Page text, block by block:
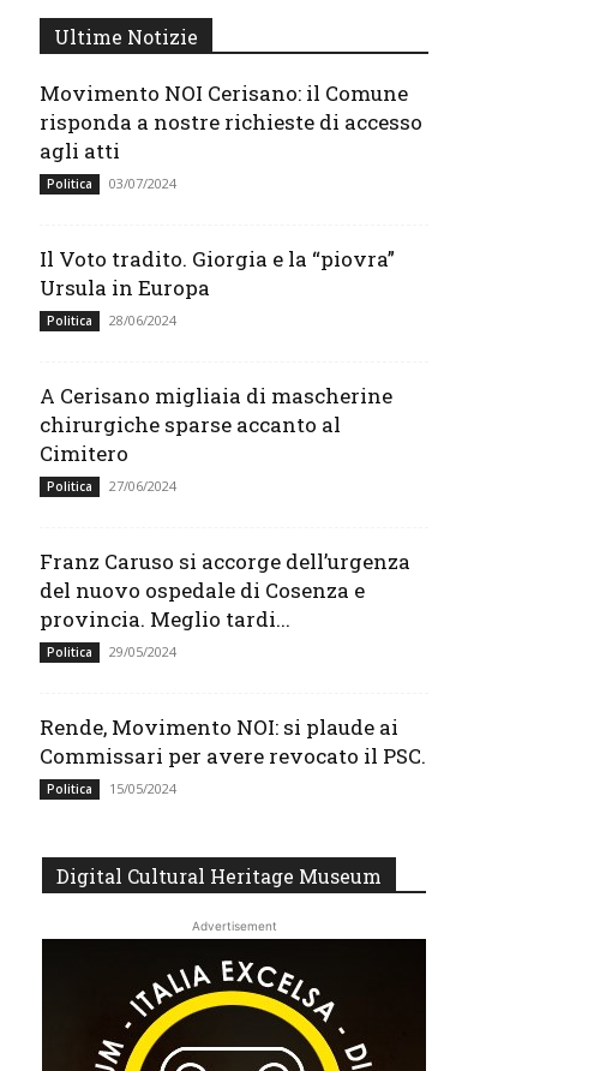
Ultime Notizie
Movimento NOI Cerisano: il Comune
risponda a nostre richieste di accesso
agli atti
Politica 03/07/2024
Il Voto tradito. Giorgia e la “piovra”
Ursula in Europa
Politica 28/06/2024
A Cerisano migliaia di mascherine
chirurgiche sparse accanto al
Cimitero
Politica 27/06/2024
Franz Caruso si accorge dell’urgenza
del nuovo ospedale di Cosenza e
provincia. Meglio tardi...
Politica 29/05/2024
Rende, Movimento NOI: si plaude ai
Commissari per avere revocato il PSC.
Politica 15/05/2024
Digital Cultural Heritage Museum
Advertisement